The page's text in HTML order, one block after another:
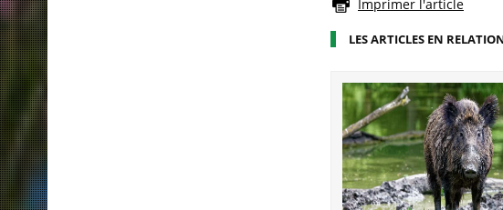
Imprimer l'article
LES ARTICLES EN